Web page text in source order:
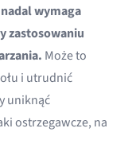
wymaga
zastosowaniu
Może to
i utrudnić
uniknąć
ostrzegawcze, na